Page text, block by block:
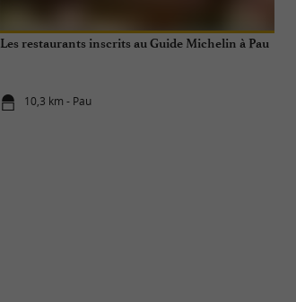
Les restaurants inscrits au Guide Michelin à Pau
10,3 km - Pau